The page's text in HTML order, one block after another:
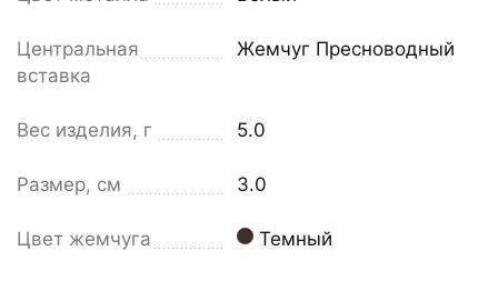
Центральная
вставка
Жемчуг Пресноводный
Вес изделия, г 5.0
Размер, см 3.0
Цвет жемчуга Темный